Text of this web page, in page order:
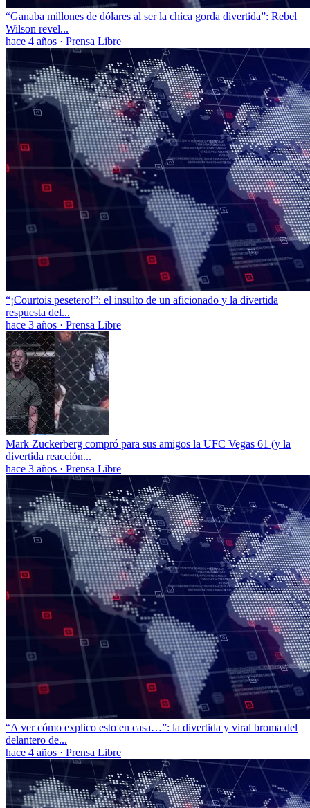
“Ganaba millones de dólares al ser la chica gorda divertida”: Rebel
Wilson revel...
hace 4 años · Prensa Libre
“¡Courtois pesetero!”: el insulto de un aficionado y la divertida
respuesta del...
hace 3 años · Prensa Libre
Mark Zuckerberg compró para sus amigos la UFC Vegas 61 (y la
divertida reacción...
hace 3 años · Prensa Libre
“A ver cómo explico esto en casa…”: la divertida y viral broma del
delantero de...
hace 4 años · Prensa Libre